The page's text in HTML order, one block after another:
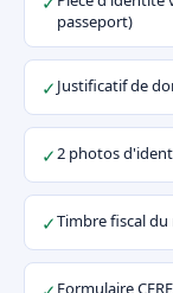
passeport)
✓Justificatif de
✓2 photos
✓Timbre fiscal
Formulaire